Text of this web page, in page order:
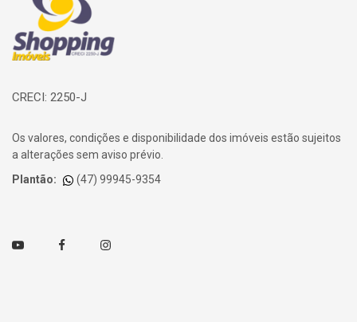
CRECI: 2250-J
Os valores, condições e disponibilidade dos imóveis estão sujeitos
a alterações sem aviso prévio.
Plantão:
(47) 99945-9354
Youtube FacebookInstagram